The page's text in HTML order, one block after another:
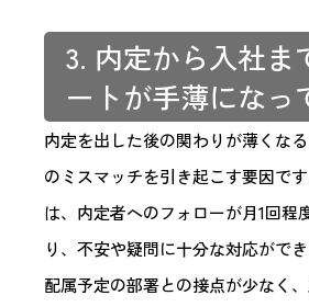
3. 内定から入社ま
ートが手薄になっ
内定を出した後の関わりが薄くな
のミスマッチを引き起こす要因で
は、内定者へのフォローが月1回程
り、不安や疑問に十分な対応がで
配属予定の部署との接点が少なく